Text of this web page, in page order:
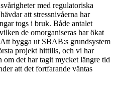
med regulatoriska
att stressnivåerna har
togs i bruk. Både antalet
de omorganiseras har ökat
bygga ut SBAB:s grundsystem
projekt hittills, och vi har
om det har tagit mycket längre tid
att det fortfarande väntas